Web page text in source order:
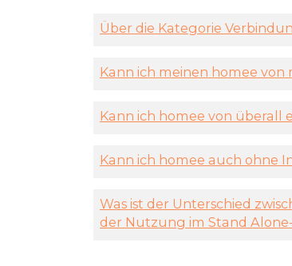
Über die Kategorie
Kann ich meinen homee
Kann ich homee von überall
Kann ich homee auch ohne
Was ist der Unterschied
der Nutzung im Stand